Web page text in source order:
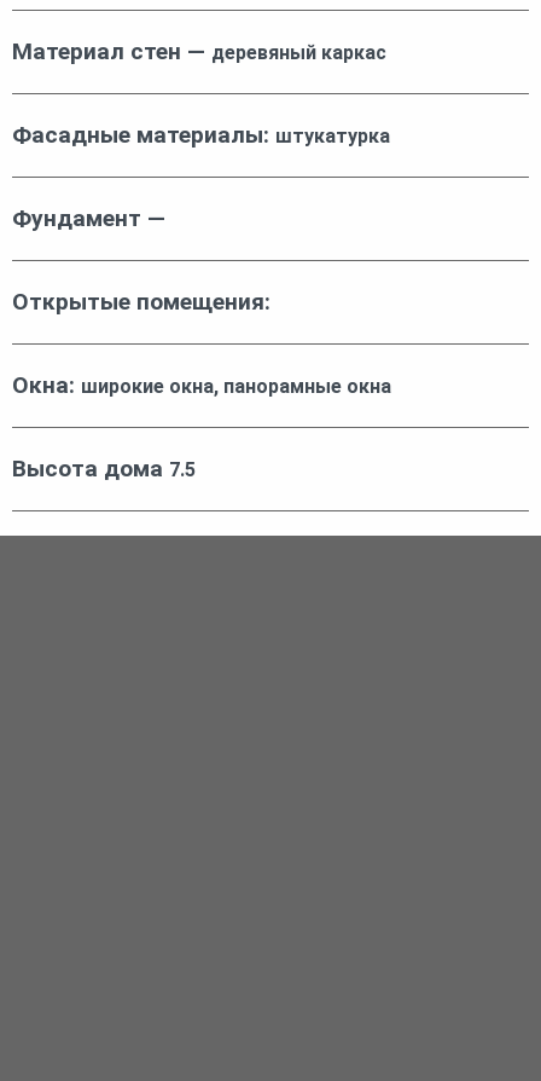
Материал стен — деревяный каркас
Фасадные материалы: штукатурка
Фундамент —
Открытые помещения:
Окна: широкие окна, панорамные окна
Высота дома 7.5